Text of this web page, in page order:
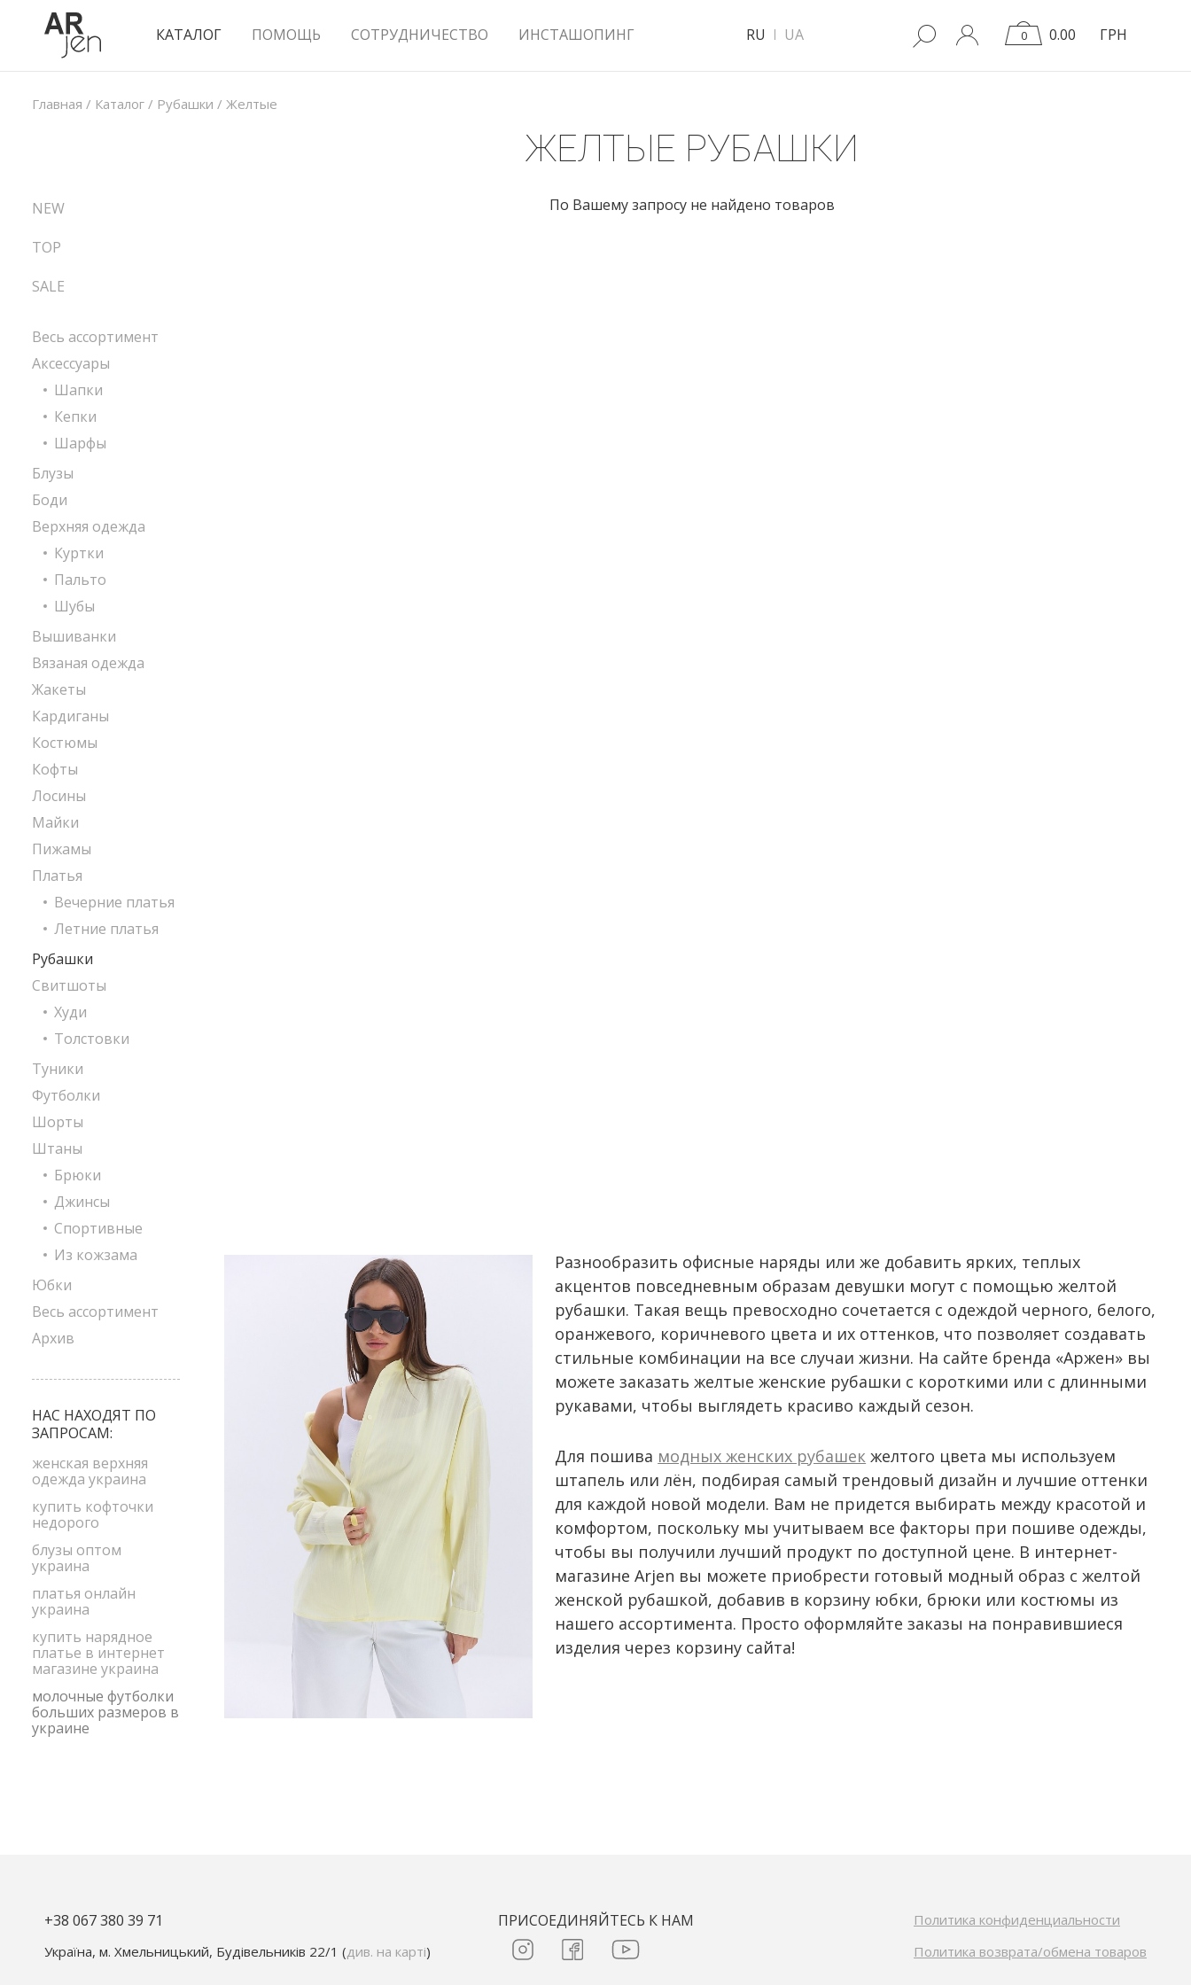
КАТАЛОГ ПОМОЩЬ СОТРУДНИЧЕСТВО ИНСТАШОПИНГ RU UA 0 0.00 ГРН
Главная / Каталог / Рубашки / Желтые
ЖЕЛТЫЕ РУБАШКИ
Разнообразить офисные наряды или же добавить ярких, теплых
акцентов повседневным образам девушки могут с помощью желтой
рубашки. Такая вещь превосходно сочетается с одеждой черного, белого,
оранжевого, коричневого цвета и их оттенков, что позволяет создавать
стильные комбинации на все случаи жизни. На сайте бренда «Аржен» вы
можете заказать желтые женские рубашки с короткими или с длинными
рукавами, чтобы выглядеть красиво каждый сезон.
Для пошива модных женских рубашек желтого цвета мы используем
штапель или лён, подбирая самый трендовый дизайн и лучшие оттенки
для каждой новой модели. Вам не придется выбирать между красотой и
комфортом, поскольку мы учитываем все факторы при пошиве одежды,
чтобы вы получили лучший продукт по доступной цене. В интернет-
магазине Arjen вы можете приобрести готовый модный образ с желтой
женской рубашкой, добавив в корзину юбки, брюки или костюмы из
нашего ассортимента. Просто оформляйте заказы на понравившиеся
изделия через корзину сайта!
По Вашему запросу не найдено товаров
NEW
TOP
SALE
Весь ассортимент
Аксессуары
Шапки
Кепки
Шарфы
Блузы
Боди
Верхняя одежда
Куртки
Пальто
Шубы
Вышиванки
Вязаная одежда
Жакеты
Кардиганы
Костюмы
Кофты
Лосины
Майки
Пижамы
Платья
Вечерние платья
Летние платья
Рубашки
Свитшоты
Худи
Толстовки
Туники
Футболки
Шорты
Штаны
Брюки
Джинсы
Спортивные
Из кожзама
Юбки
Весь ассортимент
Архив
НАС НАХОДЯТ ПО
ЗАПРОСАМ:
женская верхняя
одежда украина
купить кофточки
недорого
блузы оптом
украина
платья онлайн
украина
купить нарядное
платье в интернет
магазине украина
молочные футболки
больших размеров в
украине
+38 067 380 39 71
Україна, м. Хмельницький, Будівельників 22/1 (див. на карті)
ПРИСОЕДИНЯЙТЕСЬ К НАМ
Политика конфиденциальности
Политика возврата/обмена товаров